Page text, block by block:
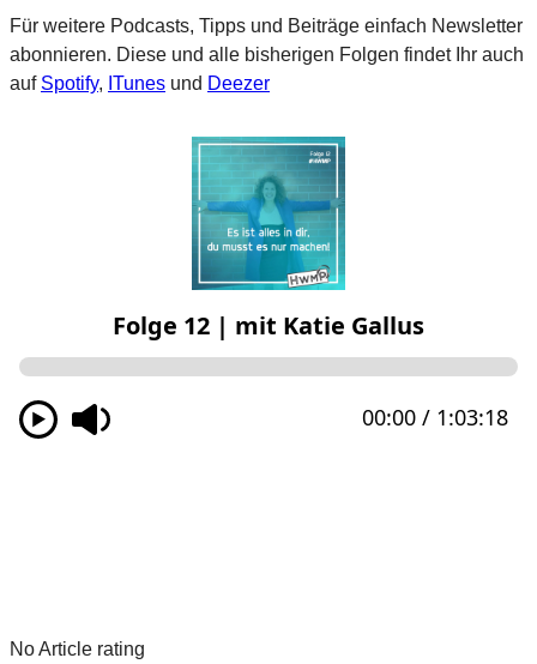
Für weitere Podcasts, Tipps und Beiträge einfach Newsletter
abonnieren. Diese und alle bisherigen Folgen findet Ihr auch
auf Spotify, ITunes und Deezer
NoArticle rating